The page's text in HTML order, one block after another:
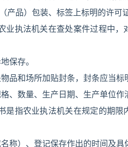
产品）包装、标签上标明的许可
业执法机关在查处案件过程中
保存。
品和场所加贴封条，封条应当标
、数量、生产日期、生产单位作
是指农业执法机关在规定的期
称）、登记保存作出的时间及具